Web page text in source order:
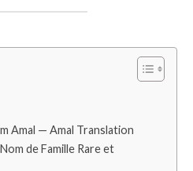
Amal — Amal Translation
de Famille Rare et